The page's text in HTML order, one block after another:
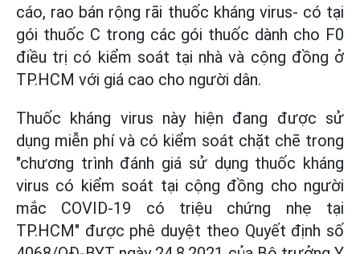
cáo, rao bán rộng rãi thuốc kháng virus- có tại
gói thuốc C trong các gói thuốc dành cho F0
điều trị có kiểm soát tại nhà và cộng đồng ở
TP.HCM với giá cao cho người dân.
Thuốc kháng virus này hiện đang được sử
dụng miễn phí và có kiểm soát chặt chẽ trong
"chương trình đánh giá sử dụng thuốc kháng
virus có kiểm soát tại cộng đồng cho người
mắc COVID-19 có triệu chứng nhẹ tại
TP.HCM" được phê duyệt theo Quyết định số